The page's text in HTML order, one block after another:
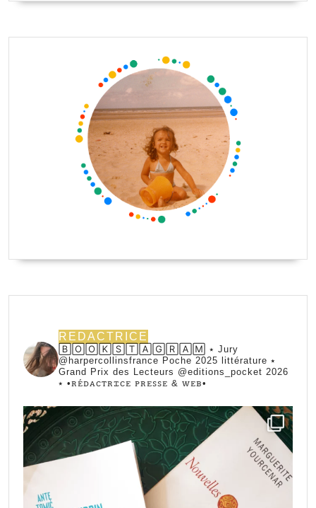
REDACTRICE
🄱🄾🄾🄺🅂🅃🄰🄶🅁🄰🄼 ⭑ Jury
@harpercollinsfrance Poche 2025 littérature ⭑
Grand Prix des Lecteurs @editions_pocket 2026
⭑ •ꭱꭼ́ꭰꭺꮯꭲꭱꮖꮯꭼ ꮲꭱꭼꮪꮪꭼ & ꮃꭼᏼ•